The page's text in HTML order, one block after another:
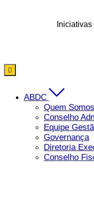
Iniciativas
ABDC
Quem
Conselho
Equipe
Governança
Diretoria
Conselho